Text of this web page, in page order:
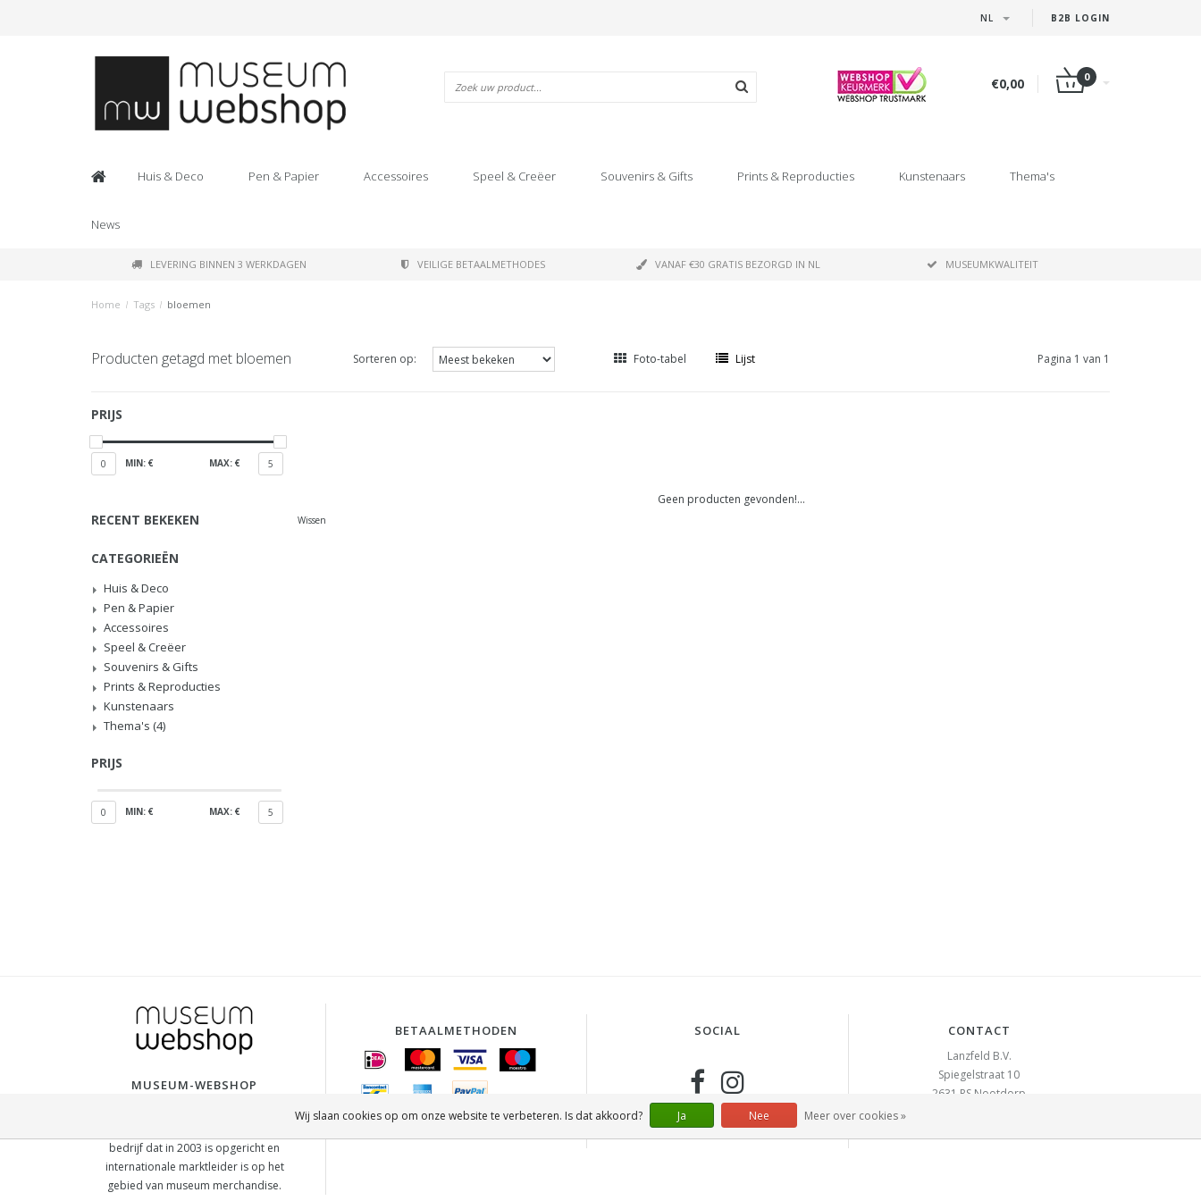
B2B LOGIN
NL
€0,00 0
Huis & Deco Pen & Papier Accessoires Speel & Creëer Souvenirs & Gifts Prints & Reproducties Kunstenaars Thema's
News
LEVERING BINNEN 3 WERKDAGEN VEILIGE BETAALMETHODES VANAF €30 GRATIS BEZORGD IN NL MUSEUMKWALITEIT
Home / Tags / bloemen
Producten getagd met bloemen Sorteren op: Foto-tabel Lijst Pagina 1 van 1
PRIJS
0 MIN: € MAX: € 5
RECENT BEKEKEN Wissen
CATEGORIEËN
Huis & Deco
Pen & Papier
Accessoires
Speel & Creëer
Souvenirs & Gifts
Prints & Reproducties
Kunstenaars
Thema's (4)
PRIJS
0 MIN: € MAX: € 5
Geen producten gevonden!...
MUSEUM-WEBSHOP
bedrijf dat in 2003 is opgericht en
internationale marktleider is op het
gebied van museum merchandise.
BETAALMETHODEN SOCIAL CONTACT
Lanzfeld B.V.
Spiegelstraat 10
2631 RS Nootdorp
Wij slaan cookies op om onze website te verbeteren. Is dat akkoord? Ja Nee Meer over cookies »